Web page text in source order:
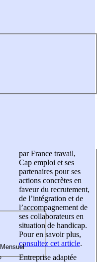
par France travail,
Cap emploi et ses
partenaires pour ses
actions concrètes en
faveur du recrutement,
de l’intégration et de
l’accompagnement de
ses collaborateurs en
situation de handicap.
Pour en savoir plus,
consultez cet article.
Entreprise adaptée